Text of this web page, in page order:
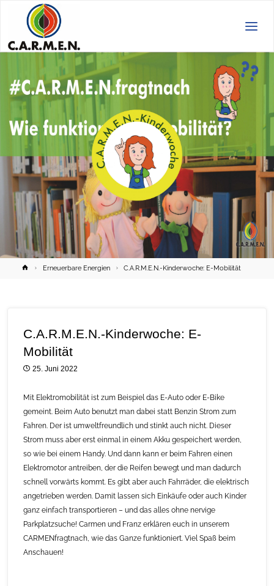
HomeErneuerbare Energien C.A.R.M.E.N.-Kinderwoche: E-Mobilität
C.A.R.M.E.N.-Kinderwoche: E-
Mobilität
25. Juni 2022
Mit Elektromobilität ist zum Beispiel das E-Auto oder E-Bike
gemeint. Beim Auto benutzt man dabei statt Benzin Strom zum
Fahren. Der ist umweltfreundlich und stinkt auch nicht. Dieser
Strom muss aber erst einmal in einem Akku gespeichert werden,
so wie bei einem Handy. Und dann kann er beim Fahren einen
Elektromotor antreiben, der die Reifen bewegt und man dadurch
schnell vorwärts kommt. Es gibt aber auch Fahrräder, die elektrisch
angetrieben werden. Damit lassen sich Einkäufe oder auch Kinder
ganz einfach transportieren – und das alles ohne nervige
Parkplatzsuche! Carmen und Franz erklären euch in unserem
CARMENfragtnach, wie das Ganze funktioniert. Viel Spaß beim
Anschauen!